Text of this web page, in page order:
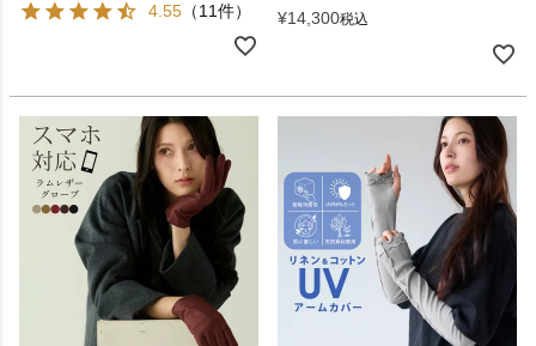
4.55 （11件）
¥14,300税込